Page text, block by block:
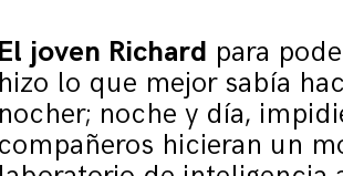
El joven Richard para
hizo lo que mejor sabía
nocher; noche y día,
compañeros hicieran un